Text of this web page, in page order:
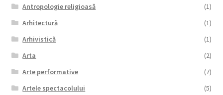
Antropologie religioasă
(1)
Arhitectură
(1)
Arhivistică
(1)
Arta
(2)
Arte performative
(7)
Artele spectacolului
(5)